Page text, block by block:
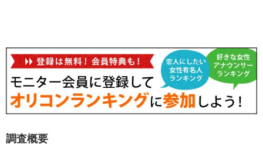
調査概要